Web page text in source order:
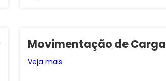
Movimentação de Carga
Veja mais